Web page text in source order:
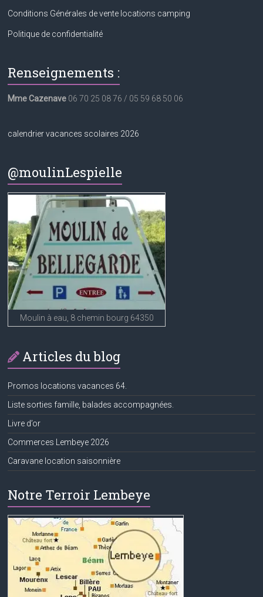
Conditions Générales de vente locations camping
Politique de confidentialité
Renseignements :
Mme Cazenave 06 70 25 08 76 / 05 59 68 50 06
calendrier vacances scolaires 2026
@moulinLespielle
Moulin à eau, 8 chemin bourg 64350
Articles du blog
Promos locations vacances 64.
Liste sorties famille, balades accompagnées.
Livre d’or
Commerces Lembeye 2026
Caravane location saisonnière
Notre Terroir Lembeye